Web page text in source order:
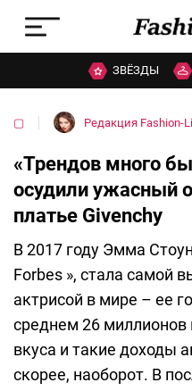
ЗВЁЗДЫ
▢ Редакция Fashion-
«Трендов много
осудили ужасный
платье Givenchy
В 2017 году Эмма
Forbes », стала самой
актрисой в мире – ее
среднем 26 миллионов
вкуса и такие доходы
скорее, наоборот. В